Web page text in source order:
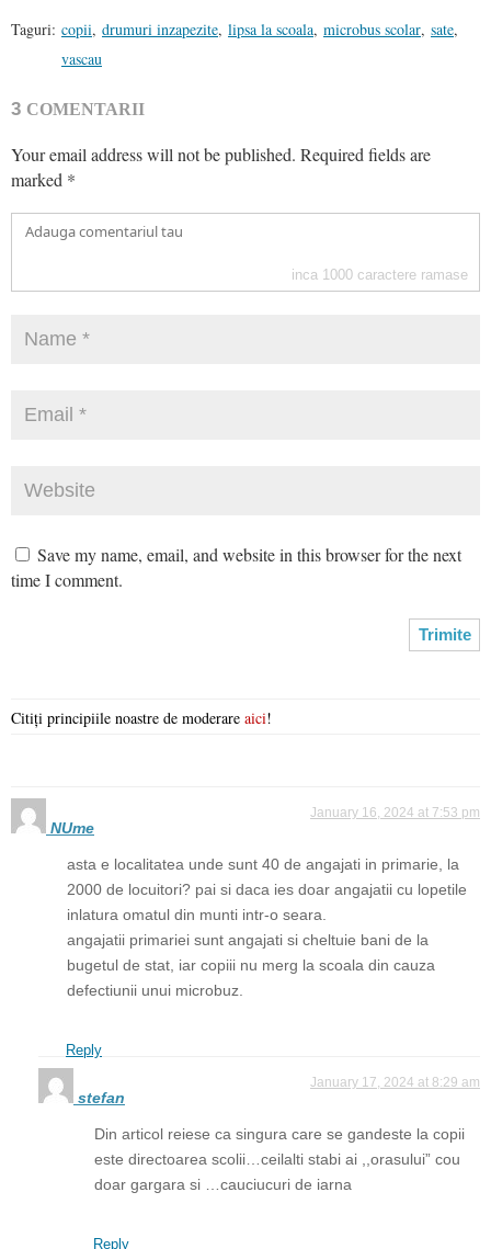
Taguri: copii, drumuri inzapezite, lipsa la scoala, microbus scolar, sate,
vascau
3 COMENTARII
Your email address will not be published. Required fields are
marked *
inca 1000 caractere ramase
Save my name, email, and website in this browser for the next
time I comment.
Citiți principiile noastre de moderare aici!
NUme
January 16, 2024 at 7:53 pm
asta e localitatea unde sunt 40 de angajati in primarie, la
2000 de locuitori? pai si daca ies doar angajatii cu lopetile
inlatura omatul din munti intr-o seara.
angajatii primariei sunt angajati si cheltuie bani de la
bugetul de stat, iar copiii nu merg la scoala din cauza
defectiunii unui microbuz.
Reply
stefan
January 17, 2024 at 8:29 am
Din articol reiese ca singura care se gandeste la copii
este directoarea scolii…ceilalti stabi ai ,,orasului” cou
doar gargara si …cauciucuri de iarna
Reply